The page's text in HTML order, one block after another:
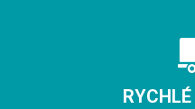
RYCHLÉ